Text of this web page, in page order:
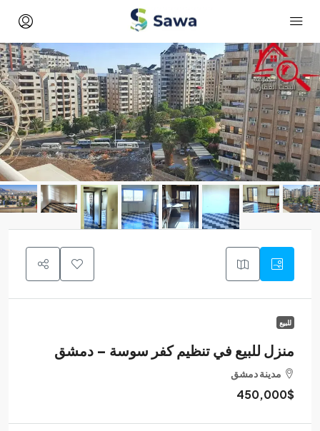
للبيع
منزل للبيع في تنظيم كفر سوسة – دمشق
مدينة دمشق
450,000$